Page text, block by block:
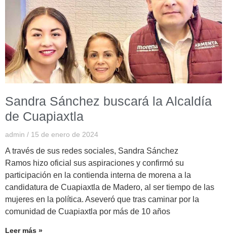
Sandra Sánchez buscará la Alcaldía
de Cuapiaxtla
admin 15 de enero de 2024
A través de sus redes sociales, Sandra Sánchez
Ramos hizo oficial sus aspiraciones y confirmó su
participación en la contienda interna de morena a la
candidatura de Cuapiaxtla de Madero, al ser tiempo de las
mujeres en la política. Aseveró que tras caminar por la
comunidad de Cuapiaxtla por más de 10 años
Leer más »